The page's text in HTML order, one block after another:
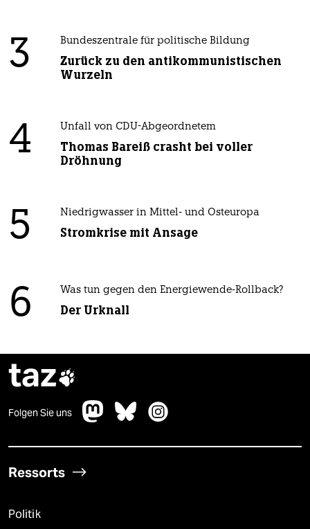
3 Bundeszentrale für politische Bildung
Zurück zu den antikommunistischen
Wurzeln
4 Unfall von CDU-Abgeordnetem
Thomas Bareiß crasht bei voller
Dröhnung
5 Niedrigwasser in Mittel- und Osteuropa
Stromkrise mit Ansage
6 Was tun gegen den Energiewende-Rollback?
Der Urknall
taz
Folgen Sie uns
Ressorts
Politik